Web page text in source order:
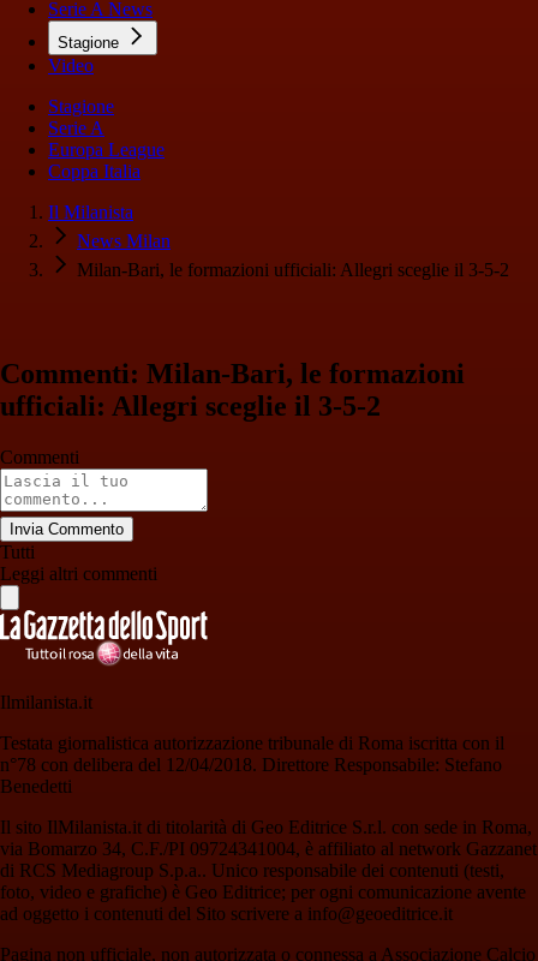
Serie A News
Stagione
Video
Stagione
Serie A
Europa League
Coppa Italia
Il Milanista
News Milan
Milan-Bari, le formazioni ufficiali: Allegri sceglie il 3-5-2
Commenti: Milan-Bari, le formazioni
ufficiali: Allegri sceglie il 3-5-2
Commenti
Invia Commento
Tutti
Leggi altri commenti
Ilmilanista.it
Testata giornalistica autorizzazione tribunale di Roma iscritta con il
n°78 con delibera del 12/04/2018. Direttore Responsabile: Stefano
Benedetti
Il sito IlMilanista.it di titolarità di Geo Editrice S.r.l. con sede in Roma,
via Bomarzo 34, C.F./PI 09724341004, è affiliato al network Gazzanet
di RCS Mediagroup S.p.a.. Unico responsabile dei contenuti (testi,
foto, video e grafiche) è Geo Editrice; per ogni comunicazione avente
ad oggetto i contenuti del Sito scrivere a info@geoeditrice.it
Pagina non ufficiale, non autorizzata o connessa a Associazione Calcio